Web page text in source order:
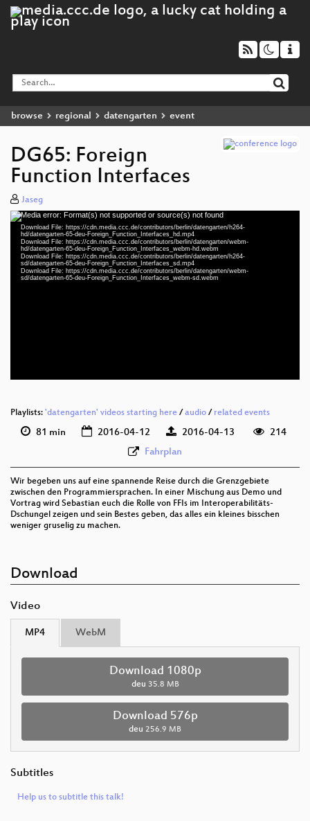
browse regional datengarten event
DG65: Foreign
Function Interfaces
Jaseg
Video
Player
Media error: Format(s) not supported or source(s) not found
Download File: https://cdn.media.ccc.de/contributors/berlin/datengarten/h264-
hd/datengarten-65-deu-Foreign_Function_Interfaces_hd.mp4
Download File: https://cdn.media.ccc.de/contributors/berlin/datengarten/webm-
hd/datengarten-65-deu-Foreign_Function_Interfaces_webm-hd.webm
Download File: https://cdn.media.ccc.de/contributors/berlin/datengarten/h264-
sd/datengarten-65-deu-Foreign_Function_Interfaces_sd.mp4
Download File: https://cdn.media.ccc.de/contributors/berlin/datengarten/webm-
sd/datengarten-65-deu-Foreign_Function_Interfaces_webm-sd.webmdeu 1080p (mp4)
Playlists: 'datengarten' videos starting here / audio / related events
81 min 2016-04-12 2016-04-13
214
Fahrplan
Wir begeben uns auf eine spannende Reise durch die Grenzgebiete
zwischen den Programmiersprachen. In einer Mischung aus Demo und
Vortrag wird Sebastian euch die Rolle von FFIs im Interoperabilitäts-
Dschungel zeigen und sein Bestes geben, das alles ein kleines bisschen
weniger gruselig zu machen.
Download
Video
MP4 WebM
Download 1080p
deu 35.8 MB
Download 576p
deu 256.9 MB
Subtitles
Help us to subtitle this talk!